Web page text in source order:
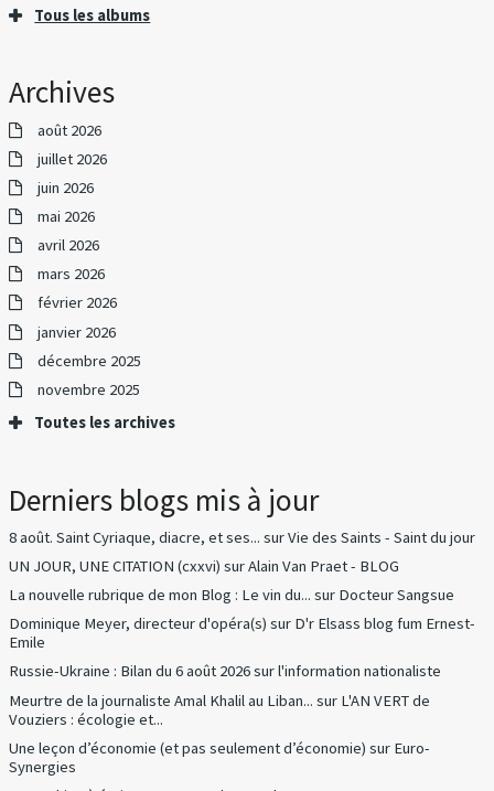
Tous les albums
Archives
août 2026
juillet 2026
juin 2026
mai 2026
avril 2026
mars 2026
février 2026
janvier 2026
décembre 2025
novembre 2025
Toutes les archives
Derniers blogs mis à jour
8 août. Saint Cyriaque, diacre, et ses... surVie des Saints - Saint du jour
UN JOUR, UNE CITATION (cxxvi) surAlain Van Praet - BLOG
La nouvelle rubrique de mon Blog : Le vin du... sur Docteur Sangsue
Dominique Meyer, directeur d'opéra(s) sur D'r Elsass blog fum Ernest-
Emile
Russie-Ukraine : Bilan du 6 août 2026surl'information nationaliste
Meurtre de la journaliste Amal Khalil au Liban... sur L'AN VERT de
Vouziers : écologie et...
Une leçon d’économie (et pas seulement d’économie) sur Euro-
Synergies